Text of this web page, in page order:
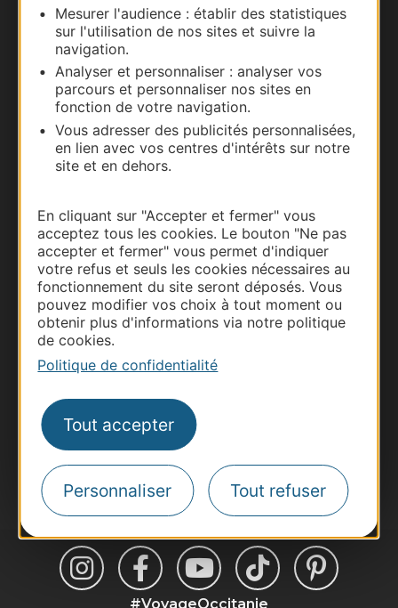
Mesurer l'audience : établir des statistiques
sur l'utilisation de nos sites et suivre la
navigation.
Analyser et personnaliser : analyser vos
parcours et personnaliser nos sites en
fonction de votre navigation.
Vous adresser des publicités personnalisées,
en lien avec vos centres d'intérêts sur notre
site et en dehors.
En cliquant sur "Accepter et fermer" vous
acceptez tous les cookies. Le bouton "Ne pas
accepter et fermer" vous permet d'indiquer
votre refus et seuls les cookies nécessaires au
fonctionnement du site seront déposés. Vous
pouvez modifier vos choix à tout moment ou
obtenir plus d'informations via notre politique
de cookies.
Politique de confidentialité
Tout accepter
Personnaliser Tout refuser
Documentation
Thermalisme
Business/Mice
Pros d'Occitanie
Site presse et d'influence
Inscrivez-vous à la lettre d'information
Destination Occitanie pour recevoir des
suggestions de séjours, de visites et de sorties.
Je m'abonne
#VoyageOccitanie